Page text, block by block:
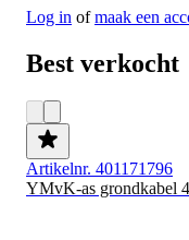
Log in ofmaak een
Best verkocht
Artikelnr. 401171796
YMvK-as grondkabel